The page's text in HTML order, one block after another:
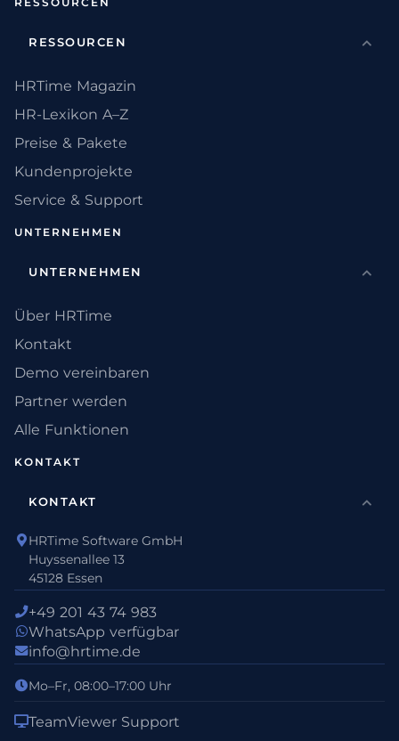
RESSOURCEN
HRTime Magazin
HR-Lexikon A–Z
Preise & Pakete
Kundenprojekte
Service & Support
UNTERNEHMEN
UNTERNEHMEN
Über HRTime
Kontakt
Demo vereinbaren
Partner werden
Alle Funktionen
KONTAKT
KONTAKT
HRTime Software GmbH
Huyssenallee 13
45128 Essen
+49 201 43 74 983
WhatsApp verfügbar
info@hrtime.de
Mo–Fr, 08:00–17:00 Uhr
TeamViewer Support